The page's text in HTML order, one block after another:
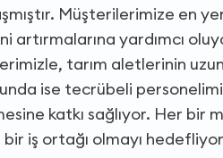
Müşterilerimize en
artırmalarına yardımcı
tarım aletlerinin uzun
ise tecrübeli
katkı sağlıyor. Her bir
iş ortağı olmayı